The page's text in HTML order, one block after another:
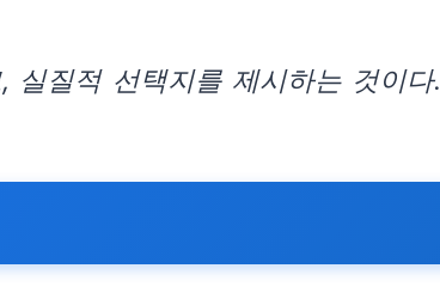
실질적 선택지를 제시하는 것이다.